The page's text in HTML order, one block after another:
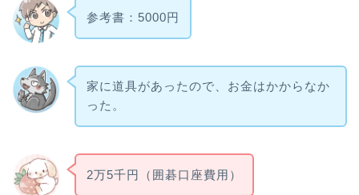
参考書：5000円
家に道具があったので、お金はかからなか
った。
2万5千円（囲碁口座費用）